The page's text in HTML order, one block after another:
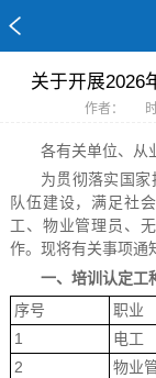
关于开展2026
作者：
各有关单位、从
为贯彻落实国
队伍建设，满足社
工、物业管理员、
作。现将有关事项通
一、 培训 认定工
序号
职业
1
电工
2
物业